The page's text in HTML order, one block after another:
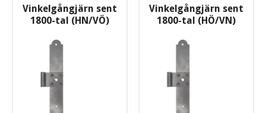
Vinkelgångjärn sent
1800-tal (HN/VÖ)
Vinkelgångjärn sent
1800-tal (HÖ/VN)